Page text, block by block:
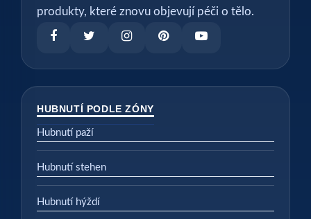
produkty, které znovu objevují péči o tělo.
HUBNUTÍ PODLE ZÓNY
Hubnutí paží
Hubnutí stehen
Hubnutí hýždí